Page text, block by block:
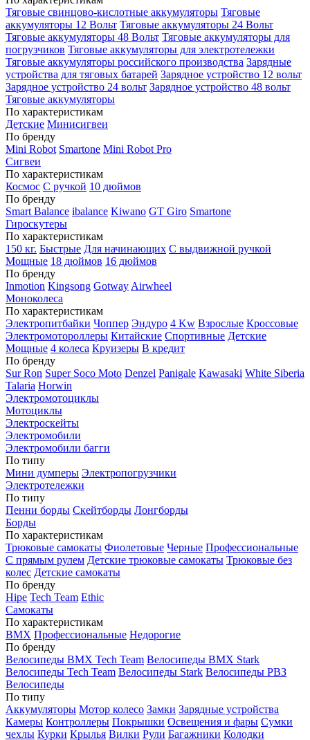
Тяговые свинцово-кислотные аккумуляторы Тяговые
аккумуляторы 12 Вольт Тяговые аккумуляторы 24 Вольт
Тяговые аккумуляторы 48 Вольт Тяговые аккумуляторы для
погрузчиков Тяговые аккумуляторы для электротележки
Тяговые аккумуляторы российского производства Зарядные
устройства для тяговых батарей Зарядное устройство 12 вольт
Зарядное устройство 24 вольт Зарядное устройство 48 вольт
Тяговые аккумуляторы
По характеристикам
Детские Минисигвеи
По бренду
Mini Robot Smartone Mini Robot Pro
Сигвеи
По характеристикам
Космос С ручкой 10 дюймов
По бренду
Smart Balance ibalance Kiwano GT Giro Smartone
Гироскутеры
По характеристикам
150 кг. Быстрые Для начинающих С выдвижной ручкой
Мощные 18 дюймов 16 дюймов
По бренду
Inmotion Kingsong Gotway Airwheel
Моноколеса
По характеристикам
Электропитбайки Чоппер Эндуро 4 Kw Взрослые Кроссовые
Электромотороллеры Китайские Спортивные Детские
Мощные 4 колеса Круизеры В кредит
По бренду
Sur Ron Super Soco Moto Denzel Panigale Kawasaki White Siberia
Talaria Horwin
Электромотоциклы
Мотоциклы
Электроскейты
Электромобили
Электромобили багги
По типу
Мини думперы Электропогрузчики
Электротележки
По типу
Пенни борды Скейтборды Лонгборды
Борды
По характеристикам
Трюковые самокаты Фиолетовые Черные Профессиональные
С прямым рулем Детские трюковые самокаты Трюковые без
колес Детские самокаты
По бренду
Hipe Tech Team Ethic
Самокаты
По характеристикам
BMX Профессиональные Недорогие
По бренду
Велосипеды BMX Tech Team Велосипеды BMX Stark
Велосипеды Tech Team Велосипеды Stark Велосипеды РВЗ
Велосипеды
По типу
Аккумуляторы Мотор колесо Замки Зарядные устройства
Камеры Контроллеры Покрышки Освещения и фары Сумки
чехлы Курки Крылья Вилки Рули Багажники Колодки